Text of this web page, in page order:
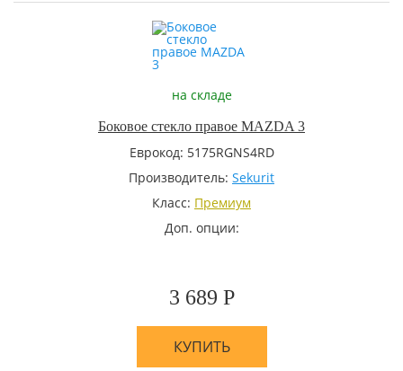
на складе
Боковое стекло правое MAZDA 3
Еврокод: 5175RGNS4RD
Производитель: Sekurit
Класс: Премиум
Доп. опции:
3 689 Р
КУПИТЬ